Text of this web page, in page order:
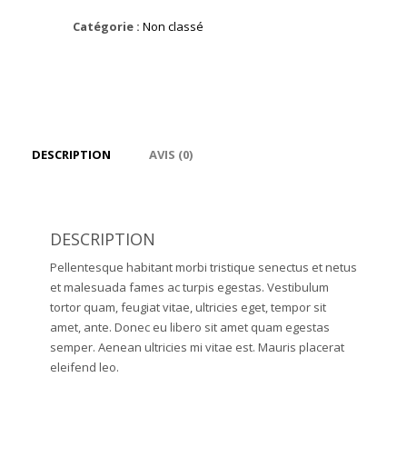
Smart
Catégorie : Non classé
DESCRIPTION AVIS (0)
DESCRIPTION
Pellentesque habitant morbi tristique senectus et netus
et malesuada fames ac turpis egestas. Vestibulum
tortor quam, feugiat vitae, ultricies eget, tempor sit
amet, ante. Donec eu libero sit amet quam egestas
semper. Aenean ultricies mi vitae est. Mauris placerat
eleifend leo.